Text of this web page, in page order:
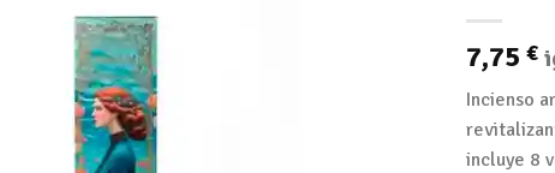
7,75 €
Incienso
incluye 8